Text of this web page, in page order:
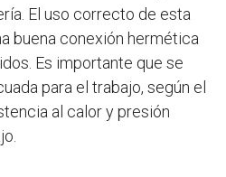
El uso correcto de esta
buena conexión hermética
Es importante que se
para el trabajo, según el
al calor y presión